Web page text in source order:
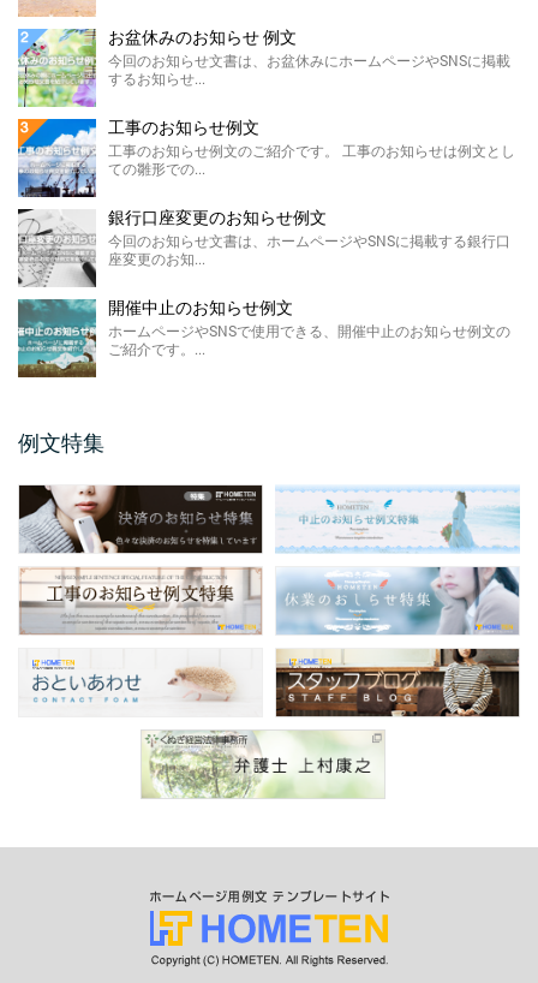
ホームページやSNSに掲載する製造終了のお
知らせ例文のご紹介です。 材料の高騰や需要
の低下による製 ...
価格改定のお知らせ例文
今回のお知らせ文書は、ホームページに掲載
FAX廃止のお知らせ 例 ...
るペーパ ...
メールアドレス変更のお知 ...
保護者説明会のご案内例文のご紹介です。 保
護者説明会のご案内例文は、小学校、中学
校、高校などの学校 ...
仕様変更のお知らせ 例文
仕様変更のお知らせ例文のご紹介です。 会社
やお店、ショップと業種は問わず商品、製品
商品表示変更のお知らせ ...
商品表示変更のお知らせ例文のご紹介です。
商品や製品のパッケージや商品の印刷物、各
...
口座振替のお知らせ 例文
に掲載する口座振替のお知らせ例文のご紹介
サービス終了のお知らせ例 ...
今回のお知らせ文書は、ホームページやSNS
に掲載するサービス終了のお知らせ例文のご
お盆休みのお知らせ 例文
今回のお知らせ文書は、お盆休みにホームページやSNSに掲載
するお知らせ...
工事のお知らせ例文
工事のお知らせ例文のご紹介です。 工事のお知らせは例文とし
ての雛形での...
銀行口座変更のお知らせ例文
今回のお知らせ文書は、ホームページやSNSに掲載する銀行口
座変更のお知...
開催中止のお知らせ例文
ホームページやSNSで使用できる、開催中止のお知らせ例文の
ご紹介です。...
例文特集